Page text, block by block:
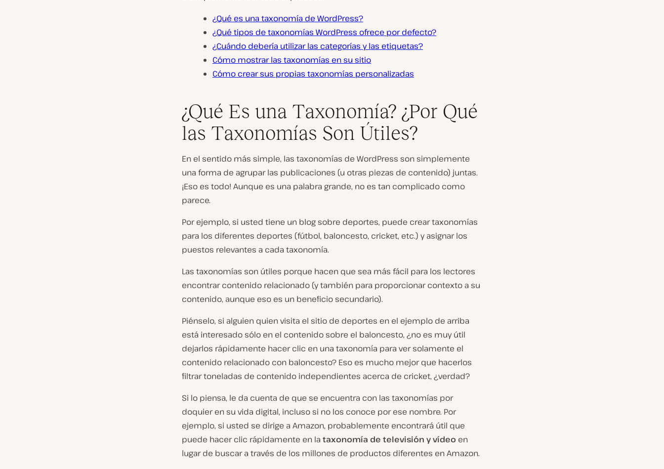
¿Qué es una taxonomía de WordPress?
¿Qué tipos de taxonomías WordPress ofrece por defecto?
¿Cuándo debería utilizar las categorías y las etiquetas?
Cómo mostrar las taxonomías en su sitio
Cómo crear sus propias taxonomías personalizadas
¿Qué Es una Taxonomía? ¿Por Qué
las Taxonomías Son Útiles?
En el sentido más simple, las taxonomías de WordPress son simplemente
una forma de agrupar las publicaciones (u otras piezas de contenido) juntas.
¡Eso es todo! Aunque es una palabra grande, no es tan complicado como
parece.
Por ejemplo, si usted tiene un blog sobre deportes, puede crear taxonomías
para los diferentes deportes (fútbol, baloncesto, cricket, etc.) y asignar los
puestos relevantes a cada taxonomía.
Las taxonomías son útiles porque hacen que sea más fácil para los lectores
encontrar contenido relacionado (y también para proporcionar contexto a su
contenido, aunque eso es un beneficio secundario).
Piénselo, si alguien quien visita el sitio de deportes en el ejemplo de arriba
está interesado sólo en el contenido sobre el baloncesto, ¿no es muy útil
dejarlos rápidamente hacer clic en una taxonomía para ver solamente el
contenido relacionado con baloncesto? Eso es mucho mejor que hacerlos
filtrar toneladas de contenido independientes acerca de cricket, ¿verdad?
Si lo piensa, le da cuenta de que se encuentra con las taxonomías por
doquier en su vida digital, incluso si no los conoce por ese nombre. Por
ejemplo, si usted se dirige a Amazon, probablemente encontrará útil que
puede hacer clic rápidamente en la taxonomía de televisión y vídeo en
lugar de buscar a través de los millones de productos diferentes en Amazon.